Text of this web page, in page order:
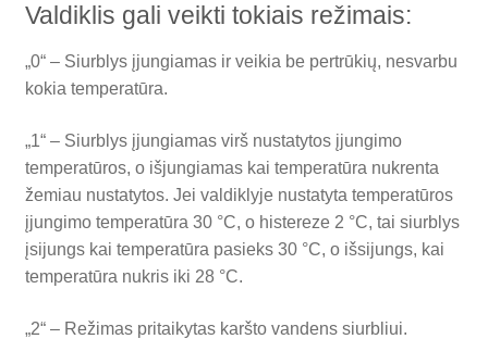
Valdiklis gali veikti tokiais režimais:
„0“ – Siurblys įjungiamas ir veikia be pertrūkių, nesvarbu
kokia temperatūra.
„1“ – Siurblys įjungiamas virš nustatytos įjungimo
temperatūros, o išjungiamas kai temperatūra nukrenta
žemiau nustatytos. Jei valdiklyje nustatyta temperatūros
įjungimo temperatūra 30 °C, o histereze 2 °C, tai siurblys
įsijungs kai temperatūra pasieks 30 °C, o išsijungs, kai
temperatūra nukris iki 28 °C.
„2“ – Režimas pritaikytas karšto vandens siurbliui.